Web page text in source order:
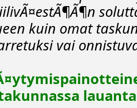
kuin omat
vai